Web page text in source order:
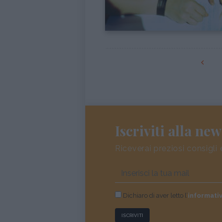
Iscriviti alla
Riceverai preziosi
Dichiaro di aver letto l’
ISCRIVITI